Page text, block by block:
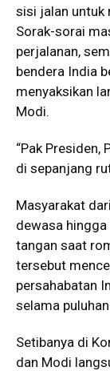
sisi jalan untuk
Sorak-sorai
perjalanan,
bendera India
menyaksikan
Modi.
“Pak Presiden,
di sepanjang
Masyarakat
dewasa hingga
tangan saat
tersebut
persahabatan
selama
Setibanya di
dan Modi